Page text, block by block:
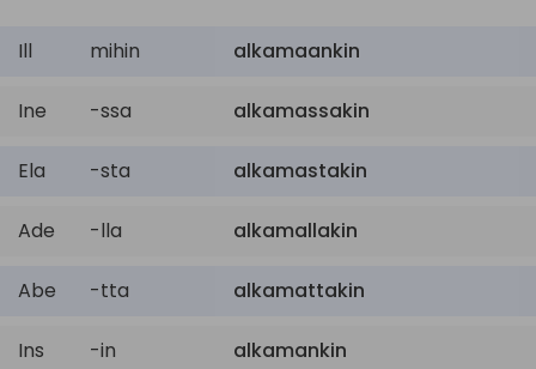
Ill mihin alkamaankin
Ine -ssa alkamassakin
Ela -sta alkamastakin
Ade -lla alkamallakin
Abe -tta alkamattakin
Ins -in alkamankin